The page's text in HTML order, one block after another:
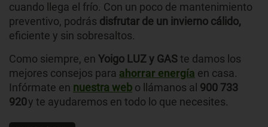
cuando llega el frío. Con un poco de mantenimiento
preventivo, podrás disfrutar de un invierno cálido,
eficiente y sin sobresaltos.
Como siempre, en Yoigo LUZ y GASte damos los
mejores consejos para ahorrar energía en casa.
Infórmate en nuestra web o llámanos al 900 733
920y te ayudaremos en todo lo que necesites.